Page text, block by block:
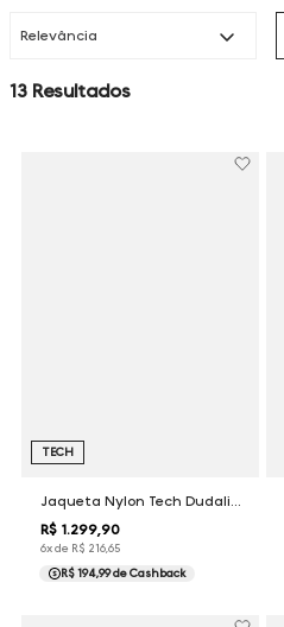
Relevância
13
R$ 1.299 90
6x de R$ 21665
TECH
R$ 194,99de Cashback